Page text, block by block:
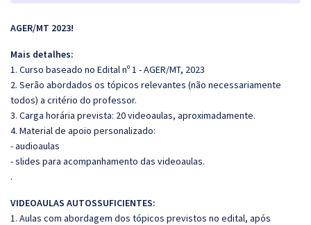
AGER/MT 2023!
Mais detalhes:
1. Curso baseado no Edital nº 1 - AGER/MT, 2023
2. Serão abordados os tópicos relevantes (não necessariamente
todos) a critério do professor.
3. Carga horária prevista: 20 videoaulas, aproximadamente.
4. Material de apoio personalizado:
- audioaulas
- slides para acompanhamento das videoaulas.
.
VIDEOAULAS AUTOSSUFICIENTES:
1. Aulas com abordagem dos tópicos previstos no edital, após